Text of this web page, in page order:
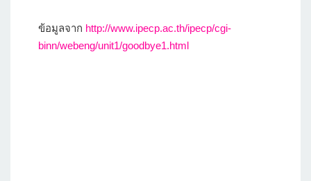
ข้อมูลจาก http://www.ipecp.ac.th/ipecp/cgi-
binn/webeng/unit1/goodbye1.html